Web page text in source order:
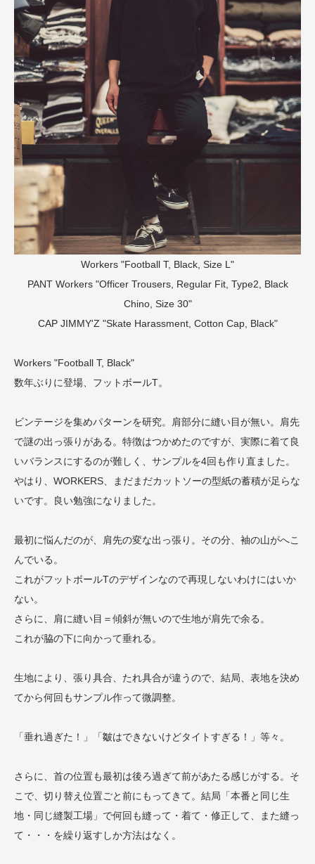
Workers "Football T, Black, Size L"
PANT Workers "Officer Trousers, Regular Fit, Type2, Black
Chino, Size 30"
CAP JIMMY'Z "Skate Harassment, Cotton Cap, Black"
Workers "Football T, Black"
数年ぶりに登場、フットボールT。
ビンテージを集めパターンを研究。肩部分に縫い目が無い。肩先
で謎の出っ張りがある。特徴はつかめたのですが、実際に着て良
いバランスにするのが難しく、サンプルを4回も作り直ました。
やはり、WORKERS、まだまだカットソーの型紙の蓄積が足らな
いです。良い勉強になりました。
最初に悩んだのが、肩先の変な出っ張り。その分、袖の山がへこ
んでいる。
これがフットボールTのデザインなので再現しないわけにはいか
ない。
さらに、肩に縫い目＝傾斜が無いので生地が肩先で余る。
これが脇の下に向かって垂れる。
生地により、張り具合、たれ具合が違うので、結局、表地を決め
てから何回もサンプル作って微調整。
「垂れ過ぎた！」「皺はできないけどタイトすぎる！」等々。
さらに、首の位置も最初は後ろ過ぎて前があたる感じがする。そ
こで、切り替え位置ごと前にもってきて。結局「本番と同じ生
地・同じ縫製工場」で何回も縫って・着て・修正して、また縫っ
て・・・を繰り返すしか方法はなく。